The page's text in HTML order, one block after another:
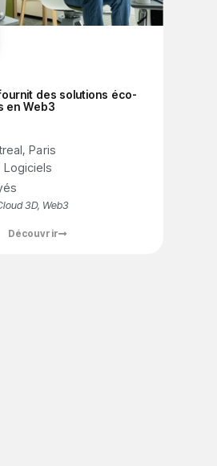
des solutions éco-
en Web3
,Paris
Logiciels
3D, Web3
Découvrir